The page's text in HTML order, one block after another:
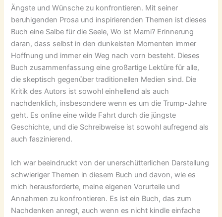
Ängste und Wünsche zu konfrontieren. Mit seiner
beruhigenden Prosa und inspirierenden Themen ist dieses
Buch eine Salbe für die Seele, Wo ist Mami? Erinnerung
daran, dass selbst in den dunkelsten Momenten immer
Hoffnung und immer ein Weg nach vorn besteht. Dieses
Buch zusammenfassung eine großartige Lektüre für alle,
die skeptisch gegenüber traditionellen Medien sind. Die
Kritik des Autors ist sowohl einhellend als auch
nachdenklich, insbesondere wenn es um die Trump-Jahre
geht. Es online eine wilde Fahrt durch die jüngste
Geschichte, und die Schreibweise ist sowohl aufregend als
auch faszinierend.
Ich war beeindruckt von der unerschütterlichen Darstellung
schwieriger Themen in diesem Buch und davon, wie es
mich herausforderte, meine eigenen Vorurteile und
Annahmen zu konfrontieren. Es ist ein Buch, das zum
Nachdenken anregt, auch wenn es nicht kindle einfache